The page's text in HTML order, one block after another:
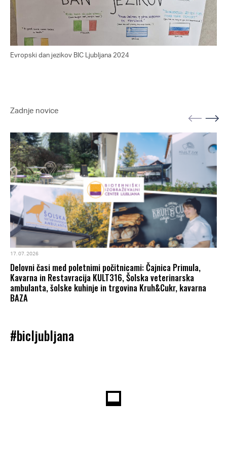
Evropski dan jezikov BIC Ljubljana 2024
Zadnje novice
17. 07. 2026
Delovni časi med poletnimi počitnicami: Čajnica Primula,
Kavarna in Restavracija KULT316, Šolska veterinarska
ambulanta, šolske kuhinje in trgovina Kruh&Cukr, kavarna
BAZA
#bicljubljana